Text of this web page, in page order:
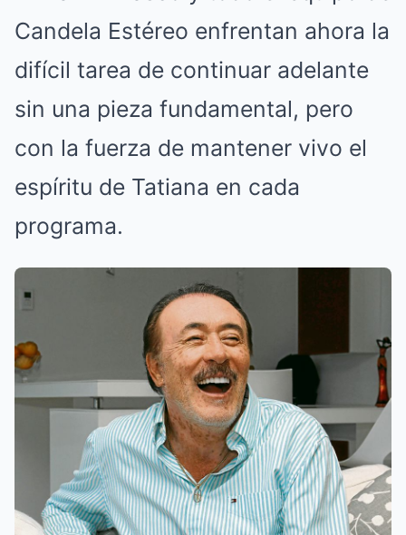
Candela Estéreo enfrentan ahora la
difícil tarea de continuar adelante
sin una pieza fundamental, pero
con la fuerza de mantener vivo el
espíritu de Tatiana en cada
programa.